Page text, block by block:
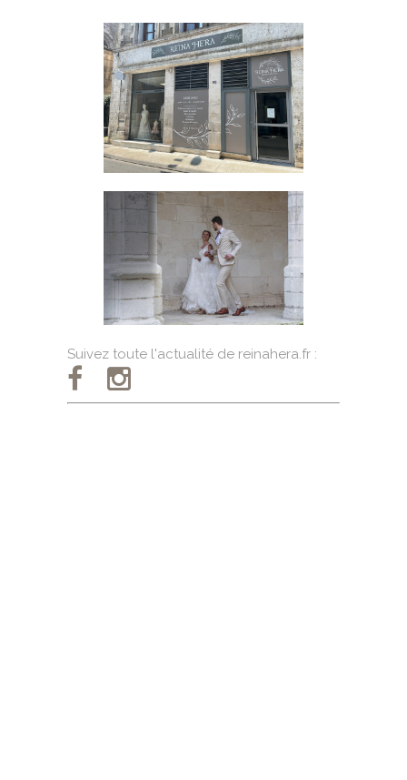
Suivez toute l'actualité de reinahera.fr :